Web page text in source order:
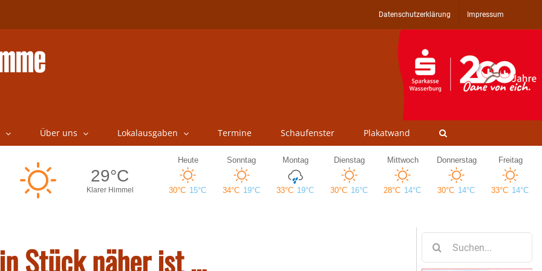
Datenschutzerklärung Impressum
Über uns Lokalausgaben Termine Schaufenster Plakatwand
Stück näher ist …
nach: